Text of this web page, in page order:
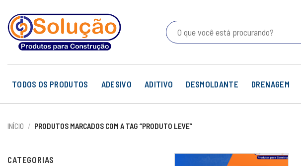
content
Pesquisar
por:
TODOS OS PRODUTOS ADESIVO ADITIVO DESMOLDANTE DRENAGEM
INÍCIO / PRODUTOS MARCADOS COM A TAG “PRODUTO LEVE”
CATEGORIAS